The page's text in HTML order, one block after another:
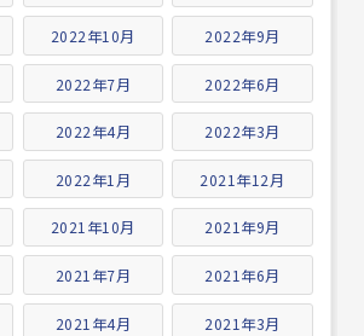
2022年10月 2022年9月
2022年7月 2022年6月
2022年4月 2022年3月
2022年1月 2021年12月
2021年10月 2021年9月
2021年7月 2021年6月
2021年4月 2021年3月